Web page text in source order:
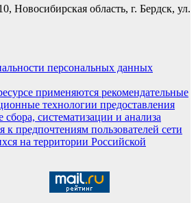
Новосибирская область, г. Бердск, ул.
персональных данных
применяются рекомендательные
технологии предоставления
систематизации и анализа
к предпочтениям пользователей сети
на территории Российской